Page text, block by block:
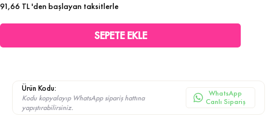
91,66 TL'den başlayan taksitlerle
Ürün Kodu:
Kodu kopyalayıp WhatsApp sipariş hattına
yapıştırabilirsiniz.
WhatsApp
Canlı Sipariş